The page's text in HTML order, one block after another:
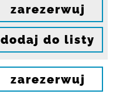
zarezerwuj
dodaj do listy
zarezerwuj